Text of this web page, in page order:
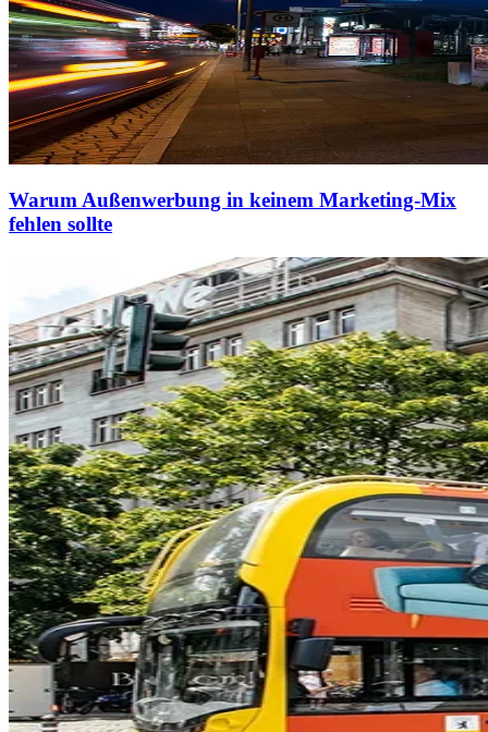
Warum Außenwerbung in keinem Marketing-Mix
fehlen sollte